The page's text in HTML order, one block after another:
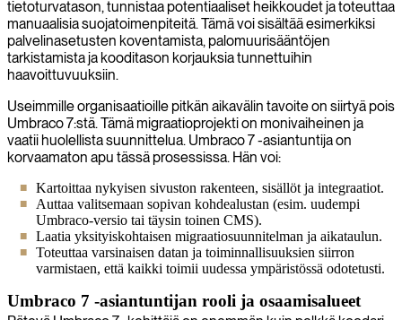
tietoturvatason, tunnistaa potentiaaliset heikkoudet ja toteuttaa
manuaalisia suojatoimenpiteitä. Tämä voi sisältää esimerkiksi
palvelinasetusten koventamista, palomuurisääntöjen
tarkistamista ja kooditason korjauksia tunnettuihin
haavoittuvuuksiin.
Useimmille organisaatioille pitkän aikavälin tavoite on siirtyä pois
Umbraco 7:stä. Tämä migraatioprojekti on monivaiheinen ja
vaatii huolellista suunnittelua. Umbraco 7 -asiantuntija on
korvaamaton apu tässä prosessissa. Hän voi:
Kartoittaa nykyisen sivuston rakenteen, sisällöt ja integraatiot.
Auttaa valitsemaan sopivan kohdealustan (esim. uudempi
Umbraco-versio tai täysin toinen CMS).
Laatia yksityiskohtaisen migraatiosuunnitelman ja aikataulun.
Toteuttaa varsinaisen datan ja toiminnallisuuksien siirron
varmistaen, että kaikki toimii uudessa ympäristössä odotetusti.
Umbraco 7 -asiantuntijan rooli ja osaamisalueet